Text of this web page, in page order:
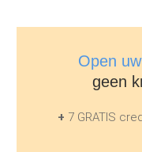
Open
geen
+ 7 GRATIS